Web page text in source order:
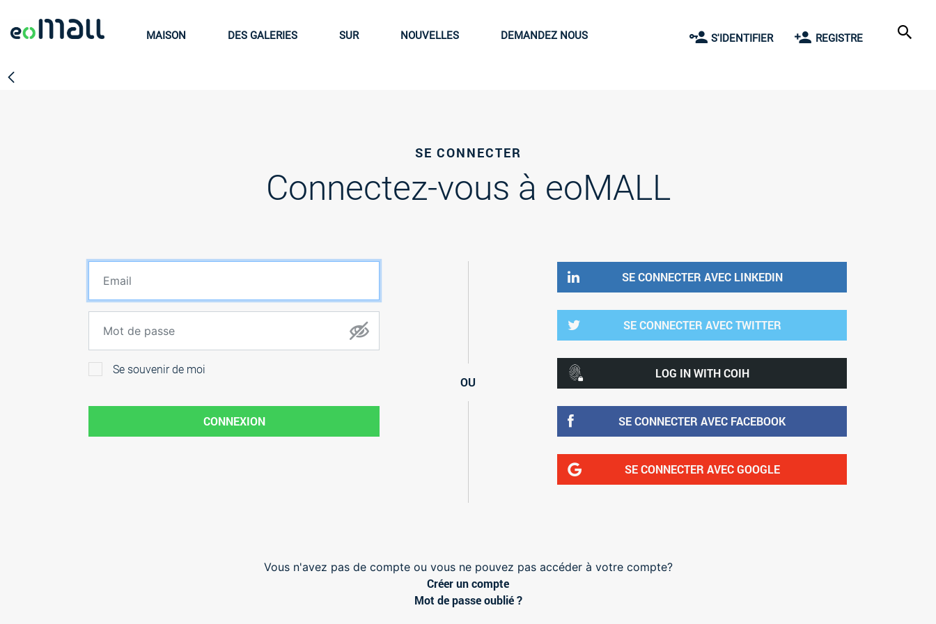
MAISON DES GALERIES SUR NOUVELLES DEMANDEZ NOUS S'IDENTIFIER REGISTRE
SE CONNECTER
Connectez-vous à eoMALL
Se souvenir de moi
CONNEXION
OU
SE CONNECTER AVEC LINKEDIN
SE CONNECTER AVEC TWITTER
LOG IN WITH COIH
SE CONNECTER AVEC FACEBOOK
SE CONNECTER AVEC GOOGLE
Vous n'avez pas de compte ou vous ne pouvez pas accéder à votre compte?
Créer un compte
Mot de passe oublié ?